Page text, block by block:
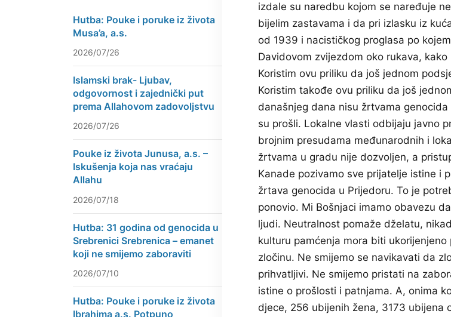
izdale su naredbu kojom se naređuje
bijelim zastavama i da pri izlasku iz
od 1939 i nacističkog proglasa po
Davidovom zvijezdom oko rukava,
Koristim ovu priliku da još jednom
Koristim takođe ovu priliku da još
današnjeg dana nisu žrtvama
su prošli. Lokalne vlasti odbijaju javno
brojnim presudama međunarodnih i
žrtvama u gradu nije dozvoljen, a
Kanade pozivamo sve prijatelje istine i
žrtava genocida u Prijedoru. To je
ponovio. Mi Bošnjaci imamo obavezu
ljudi. Neutralnost pomaže dželatu,
kulturu pamćenja mora biti
zločinu. Ne smijemo se navikavati da
prihvatljivi. Ne smijemo pristati na
istine o prošlosti i patnjama. A, onima
djece, 256 ubijenih žena, 3173 ubijena
Hutba: Pouke i poruke iz života
Musa’a, a.s.
2026/07/26
Islamski brak- Ljubav,
odgovornost i zajednički put
prema Allahovom zadovoljstvu
2026/07/26
Pouke iz života Junusa, a.s. –
Iskušenja koja nas vraćaju
Allahu
2026/07/18
Hutba: 31 godina od genocida u
Srebrenici Srebrenica – emanet
koji ne smijemo zaboraviti
2026/07/10
Hutba: Pouke i poruke iz života
Ibrahima a.s. Potpuno